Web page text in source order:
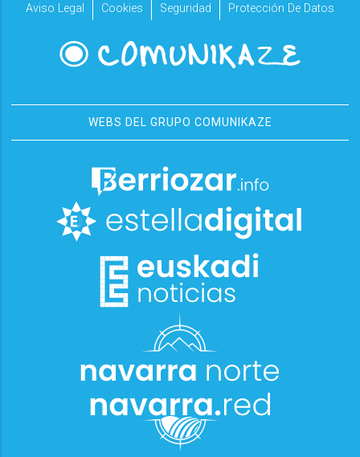
Aviso Legal
Cookies Seguridad Protección De Datos
WEBS DEL GRUPO COMUNIKAZE